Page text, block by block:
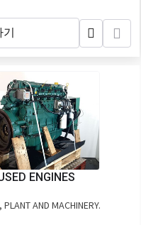
기
ENGINES
AND MACHINERY.